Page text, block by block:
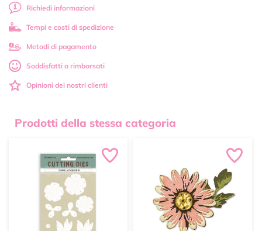
Richiedi informazioni
Tempi e costi di spedizione
Metodi di pagamento
Soddisfatti o rimborsati
Opinioni dei nostri clienti
Prodotti della stessa categoria